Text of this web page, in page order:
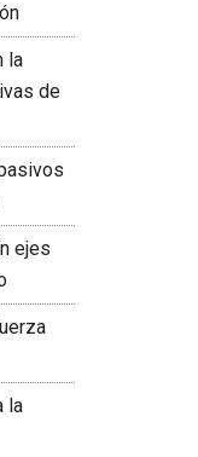
la
de
ejes
la